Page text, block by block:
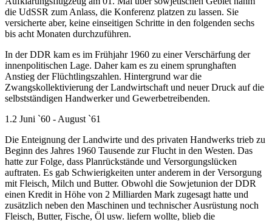
die UdSSR zum Anlass, die Konferenz platzen zu lassen. Sie
versicherte aber, keine einseitigen Schritte in den folgenden sechs
bis acht Monaten durchzuführen.
In der DDR kam es im Frühjahr 1960 zu einer Verschärfung der
innenpolitischen Lage. Daher kam es zu einem sprunghaften
Anstieg der Flüchtlingszahlen. Hintergrund war die
Zwangskollektivierung der Landwirtschaft und neuer Druck auf die
selbstständigen Handwerker und Gewerbetreibenden.
1.2 Juni `60 - August `61
Die Enteignung der Landwirte und des privaten Handwerks trieb zu
Beginn des Jahres 1960 Tausende zur Flucht in den Westen. Das
hatte zur Folge, dass Planrückstände und Versorgungslücken
auftraten. Es gab Schwierigkeiten unter anderem in der Versorgung
mit Fleisch, Milch und Butter. Obwohl die Sowjetunion der DDR
einen Kredit in Höhe von 2 Milliarden Mark zugesagt hatte und
zusätzlich neben den Maschinen und technischer Ausrüstung noch
Fleisch, Butter, Fische, Öl usw. liefern wollte, blieb die